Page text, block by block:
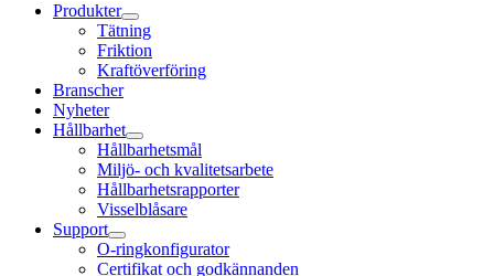
Produkter
Tätning
Friktion
Kraftöverföring
Branscher
Nyheter
Hållbarhet
Hållbarhetsmål
Miljö- och kvalitetsarbete
Hållbarhetsrapporter
Visselblåsare
Support
O-ringkonfigurator
Certifikat och godkännanden